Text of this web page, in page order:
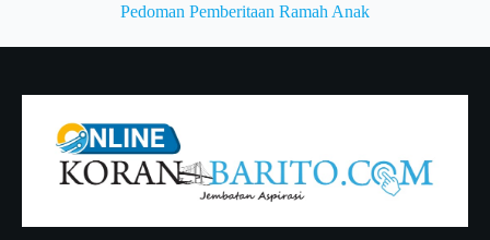
Pedoman Pemberitaan Ramah Anak